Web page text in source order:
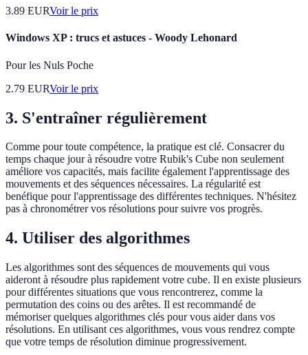
3.89 EURVoir le prix
Windows XP : trucs et astuces - Woody Lehonard
Pour les Nuls Poche
2.79 EURVoir le prix
3. S'entraîner régulièrement
Comme pour toute compétence, la pratique est clé. Consacrer du
temps chaque jour à résoudre votre Rubik's Cube non seulement
améliore vos capacités, mais facilite également l'apprentissage des
mouvements et des séquences nécessaires. La régularité est
benéfique pour l'apprentissage des différentes techniques. N'hésitez
pas à chronométrer vos résolutions pour suivre vos progrès.
4. Utiliser des algorithmes
Les algorithmes sont des séquences de mouvements qui vous
aideront à résoudre plus rapidement votre cube. Il en existe plusieurs
pour différentes situations que vous rencontrerez, comme la
permutation des coins ou des arêtes. Il est recommandé de
mémoriser quelques algorithmes clés pour vous aider dans vos
résolutions. En utilisant ces algorithmes, vous vous rendrez compte
que votre temps de résolution diminue progressivement.